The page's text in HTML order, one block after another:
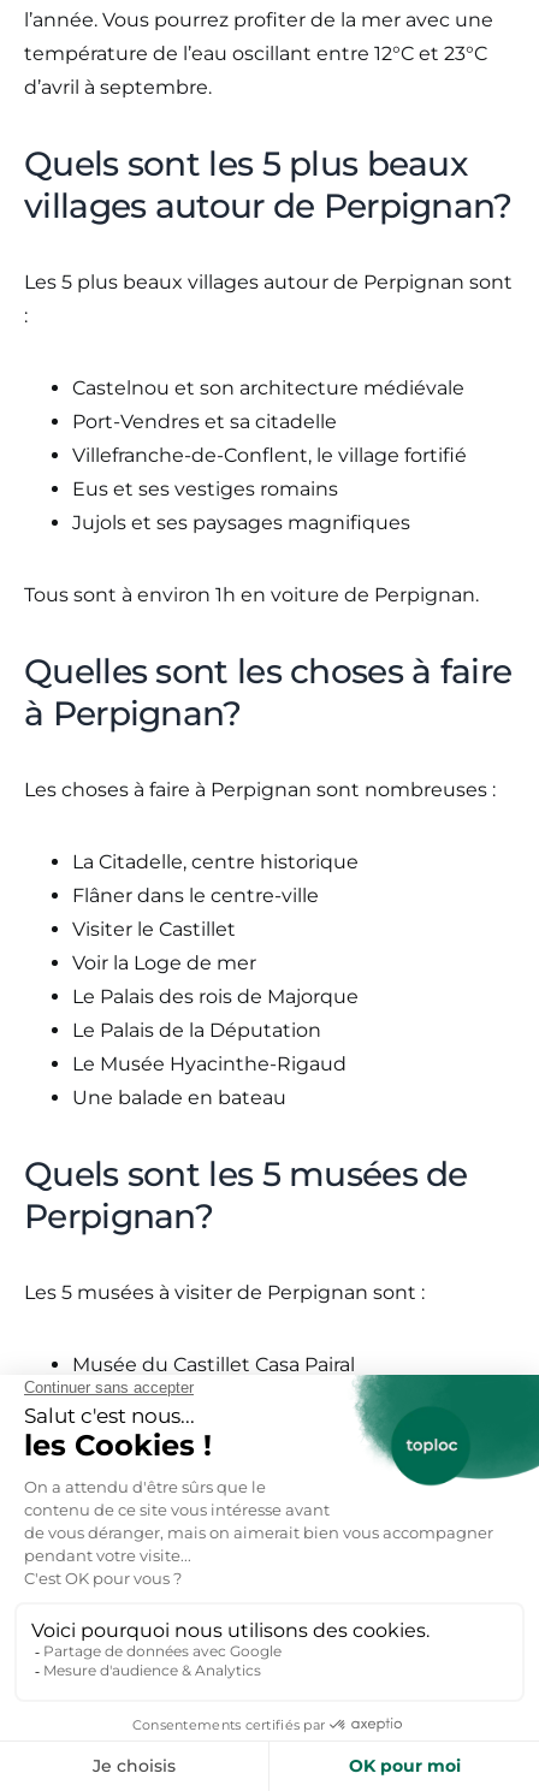
l’année. Vous pourrez profiter de la mer avec une
température de l’eau oscillant entre 12°C et 23°C
d’avril à septembre.
Quels sont les 5 plus beaux
villages autour de Perpignan?
Les 5 plus beaux villages autour de Perpignan sont
:
Castelnou et son architecture médiévale
Port-Vendres et sa citadelle
Villefranche-de-Conflent, le village fortifié
Eus et ses vestiges romains
Jujols et ses paysages magnifiques
Tous sont à environ 1h en voiture de Perpignan.
Quelles sont les choses à faire
à Perpignan?
Les choses à faire à Perpignan sont nombreuses :
La Citadelle, centre historique
Flâner dans le centre-ville
Visiter le Castillet
Voir la Loge de mer
Le Palais des rois de Majorque
Le Palais de la Députation
Le Musée Hyacinthe-Rigaud
Une balade en bateau
Quels sont les 5 musées de
Perpignan?
Les 5 musées à visiter de Perpignan sont :
Musée du Castillet Casa Pairal
Musée des Monnaies et Médailles Joseph
Puig
Muséum d’Histoire Naturelle
Musée Archéologique de Ruscino
en 1 jour ?
Pour visiter Perpignan en 1 jour :